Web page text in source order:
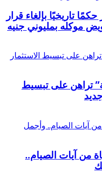
تاريخيًا بإلغاء قرار
موكله بمليوني جنيه
تراهن على تبسيط
من آيات الصيام..